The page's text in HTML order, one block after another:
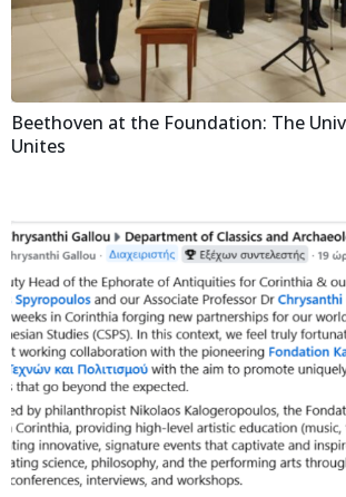
Beethoven at the Foundation: The
Unites